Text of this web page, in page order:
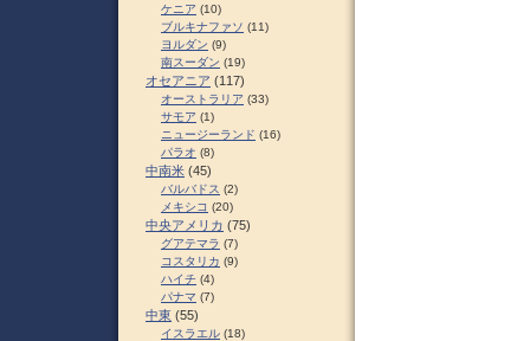
ケニア (10)
ブルキナファソ (11)
ヨルダン (9)
南スーダン (19)
オセアニア (117)
オーストラリア (33)
サモア (1)
ニュージーランド (16)
パラオ (8)
中南米 (45)
バルバドス (2)
メキシコ (20)
中央アメリカ (75)
グアテマラ (7)
コスタリカ (9)
ハイチ (4)
パナマ (7)
中東 (55)
イスラエル (18)